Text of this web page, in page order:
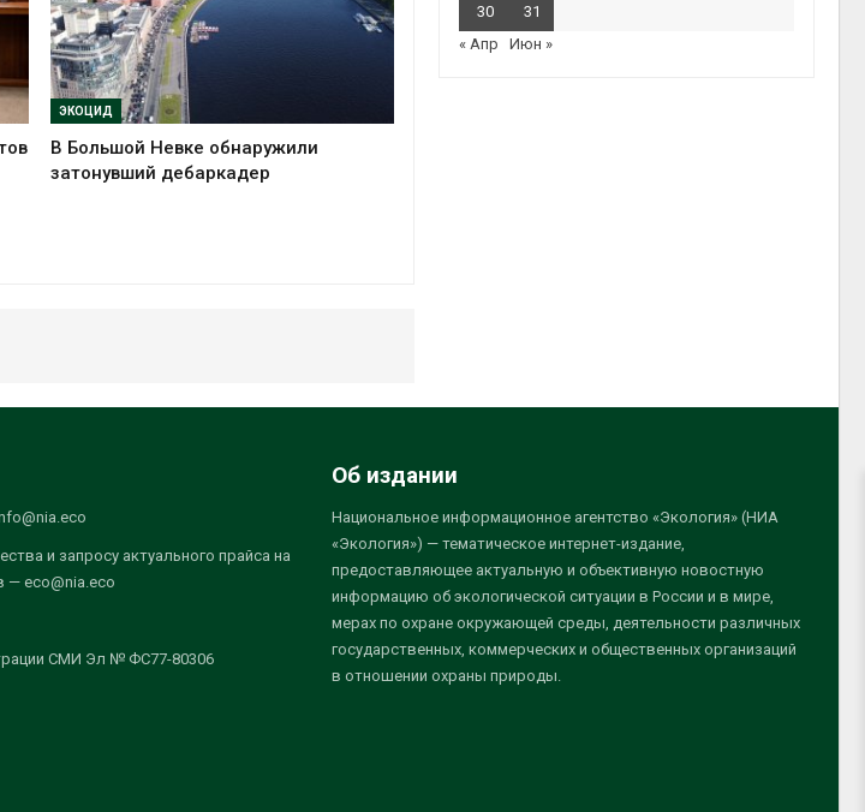
ЭКОЦИД
В Большой Невке обнаружили
затонувший дебаркадер
30
31
« Апр
Июн »
и запросу актуального прайса на
— eco@nia.eco
СМИ Эл № ФС77-80306
Об издании
Национальное информационное агентство «Экология» (НИА
«Экология») — тематическое интернет-издание,
предоставляющее актуальную и объективную новостную
информацию об экологической ситуации в России и в мире,
мерах по охране окружающей среды, деятельности различных
государственных, коммерческих и общественных организаций
в отношении охраны природы.